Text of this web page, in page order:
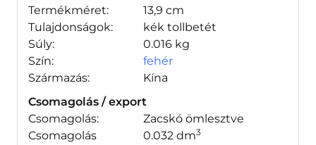
Termékméret:
13,9 cm
Tulajdonságok:
kék tollbetét
Súly:
0.016 kg
Szín:
fehér
Származás:
Kína
Csomagolás / export
Csomagolás:
Zacskó ömlesztve
Csomagolás
0.032 dm3